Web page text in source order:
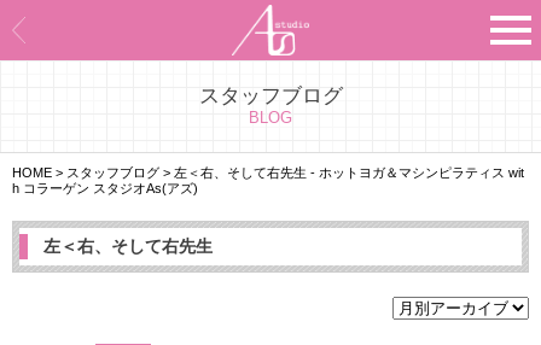
スタッフブログ
BLOG
HOME > スタッフブログ > 左＜右、そして右先生 - ホットヨガ＆マシンピラティス wit
h コラーゲン スタジオAs(アズ)
左＜右、そして右先生
Asのコンセプト
Asのナビゲーションシステム
施設紹介